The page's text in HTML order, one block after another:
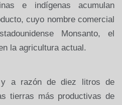
e indígenas acumulan
cuyo nombre comercial
Monsanto, el
la agricultura actual.
y a razón de diez litros de
tierras más productivas de